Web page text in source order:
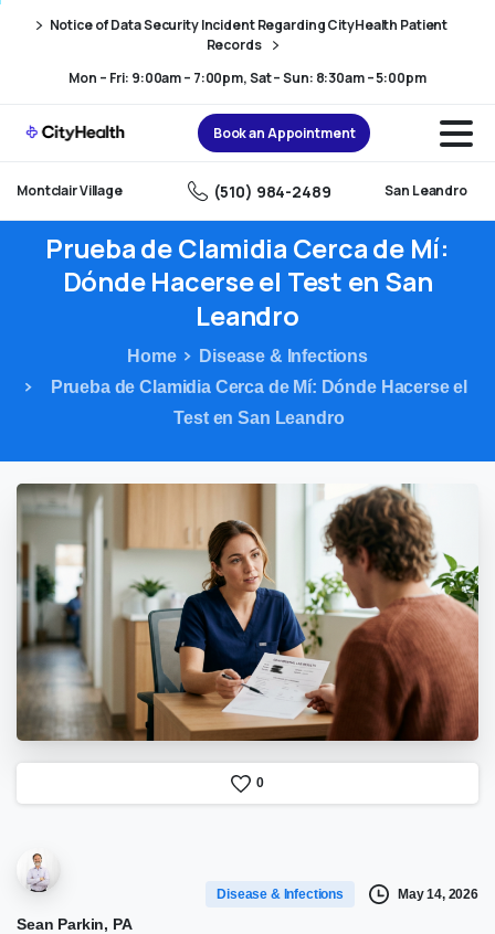
navigation
Notice of Data Security Incident Regarding CityHealth Patient
Records
Mon – Fri: 9:00am – 7:00pm, Sat – Sun: 8:30am – 5:00pm
Book an Appointment
Montclair Village (510) 984-2489 San Leandro
PruebadeClamidia Cercade Mí:
Dónde Hacerseel Test en San
Leandro
Home
Disease & Infections
Prueba de Clamidia Cerca de Mí: Dónde Hacerse el
Test en San Leandro
0
Sean Parkin, PA
Disease & Infections May 14, 2026